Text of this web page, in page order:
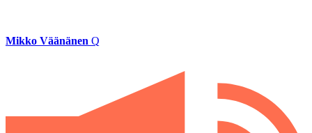
Mikko Väänänen Q